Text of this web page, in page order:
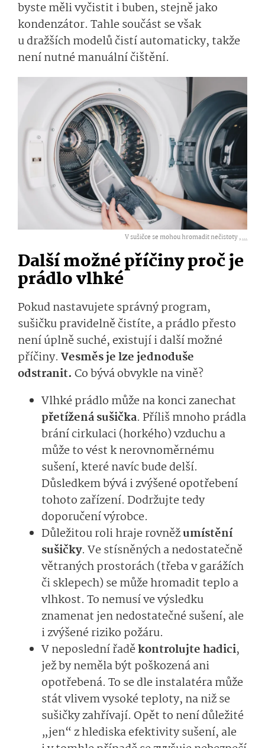
byste měli vyčistit i buben, stejně jako
kondenzátor. Tahle součást se však
u dražších modelů čistí automaticky, takže
není nutné manuální čištění.
V sušičce se mohou hromadit nečistoty ,...
Další možné příčiny proč je
prádlo vlhké
Pokud nastavujete správný program,
sušičku pravidelně čistíte, a prádlo přesto
není úplně suché, existují i další možné
příčiny. Vesměs je lze jednoduše
odstranit. Co bývá obvykle na vině?
Vlhké prádlo může na konci zanechat
přetížená sušička. Příliš mnoho prádla
brání cirkulaci (horkého) vzduchu a
může to vést k nerovnoměrnému
sušení, které navíc bude delší.
Důsledkem bývá i zvýšené opotřebení
tohoto zařízení. Dodržujte tedy
doporučení výrobce.
Důležitou roli hraje rovněžumístění
sušičky. Ve stísněných a nedostatečně
větraných prostorách (třeba v garážích
či sklepech) se může hromadit teplo a
vlhkost. To nemusí ve výsledku
znamenat jen nedostatečné sušení, ale
i zvýšené riziko požáru.
V neposlední řaděkontrolujte hadici,
jež by neměla být poškozená ani
opotřebená. To se dle instalatéra může
stát vlivem vysoké teploty, na niž se
sušičky zahřívají. Opět to není důležité
„jen“ z hlediska efektivity sušení, ale